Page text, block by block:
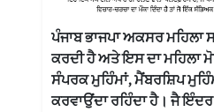
ਪੰਜਾਬ ਭਾਜਪਾ ਅਕਸਰ ਮਹਿਲਾ
ਕਰਦੀ ਹੈ ਅਤੇ ਇਸ ਦਾ ਮਹਿਲਾ
ਸੰਪਰਕ ਮੁਹਿੰਮਾਂ, ਮੈਂਬਰਸ਼ਿਪ
ਕਰਵਾਉਂਦਾ ਰਹਿੰਦਾ ਹੈ। ਜੈ